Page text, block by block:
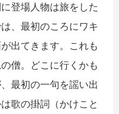
登場人物は旅をした
、最初のころにワキ
出てきます。これも
僧。どこに行くかも
最初の一句を謡い出
歌の掛詞（かけこと